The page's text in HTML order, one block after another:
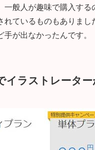
一般人が趣味で購入す
れているものもありま
が出なかったんです。
イラストレータ